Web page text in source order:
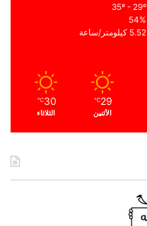
35º - 29º
54%
5.52 كيلومتر/ساعة
29
℃
الأثنين
30
℃
الثلاثاء